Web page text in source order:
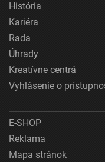
História
Kariéra
Rada
Úhrady
Kreatívne centrá
Vyhlásenie o
E-SHOP
Reklama
Mapa stránok